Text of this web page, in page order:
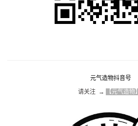
元气造物抖音号
请关注  → 【元气造物】